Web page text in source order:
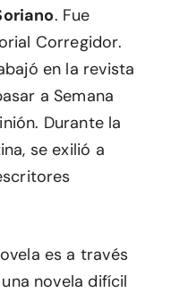
. Fue
Corregidor.
en la revista
a Semana
Durante la
se exilió a
es a través
una novela difícil